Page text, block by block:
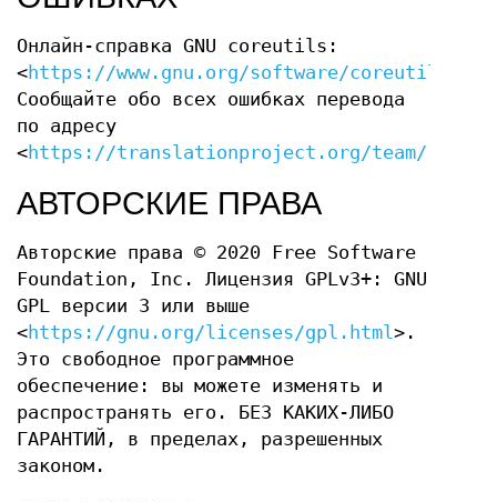
Онлайн-справка GNU coreutils:
<https://www.gnu.org/software/coreutils/
Сообщайте обо всех ошибках перевода
по адресу
<https://translationproject.org/team/
АВТОРСКИЕ ПРАВА
Авторские права © 2020 Free Software
Foundation, Inc. Лицензия GPLv3+: GNU
GPL версии 3 или выше
<https://gnu.org/licenses/gpl.html>.
Это свободное программное
обеспечение: вы можете изменять и
распространять его. БЕЗ КАКИХ-ЛИБО
ГАРАНТИЙ, в пределах, разрешенных
законом.